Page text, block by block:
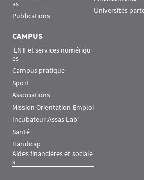
as
Publications
Universités
CAMPUS
es
Campus pratique
Sport
Associations
Mission Orientation Emploi
Incubateur Assas Lab'
Santé
Handicap
Aides financières et sociale
s